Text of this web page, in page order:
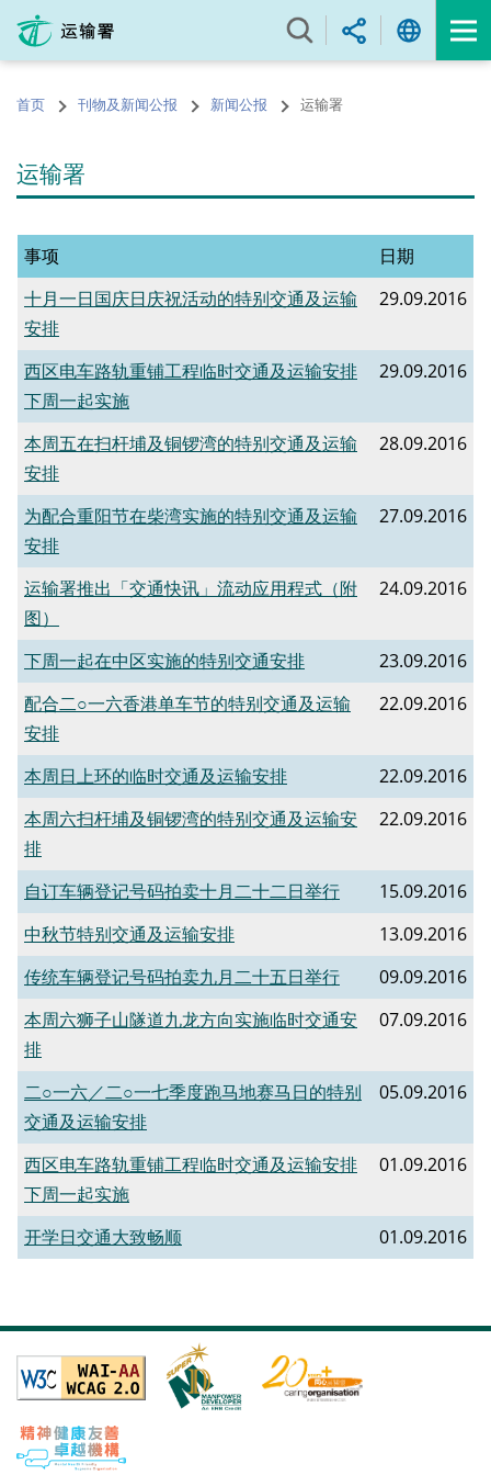
内
的首页 刊物及新闻公报 新闻公报 运输署
运输署
事项
日期
十月一日国庆日庆祝活动的特别交通及运输
安排
29.09.2016
西区电车路轨重铺工程临时交通及运输安排
下周一起实施
29.09.2016
本周五在扫杆埔及铜锣湾的特别交通及运输
安排
28.09.2016
为配合重阳节在柴湾实施的特别交通及运输
安排
27.09.2016
运输署推出「交通快讯」流动应用程式（附
图）
24.09.2016
下周一起在中区实施的特别交通安排
23.09.2016
配合二○一六香港单车节的特别交通及运输
安排
22.09.2016
本周日上环的临时交通及运输安排
22.09.2016
本周六扫杆埔及铜锣湾的特别交通及运输安
排
22.09.2016
自订车辆登记号码拍卖十月二十二日举行
15.09.2016
中秋节特别交通及运输安排
13.09.2016
传统车辆登记号码拍卖九月二十五日举行
09.09.2016
本周六狮子山隧道九龙方向实施临时交通安
排
07.09.2016
二○一六／二○一七季度跑马地赛马日的特别
交通及运输安排
05.09.2016
西区电车路轨重铺工程临时交通及运输安排
下周一起实施
01.09.2016
开学日交通大致畅顺 01.09.2016